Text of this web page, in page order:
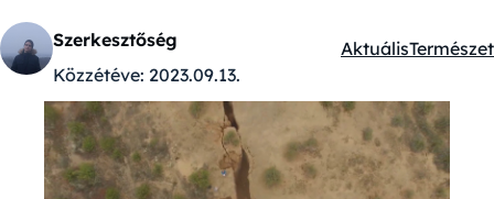
Szerkesztőség
Közzétéve: 2023.09.13.
Kategóriák:
AktuálisTermészet